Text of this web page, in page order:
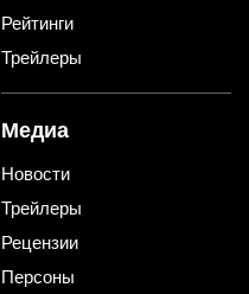
Рейтинги
Трейлеры
Медиа
Новости
Трейлеры
Рецензии
Персоны